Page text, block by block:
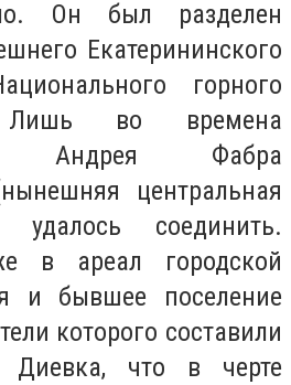
Он был разделен
Екатерининского
горного
Лишь во времена
Андрея Фабра
центральная
соединить.
в ареал городской
и бывшее поселение
которого составили
Диевка, что в черте